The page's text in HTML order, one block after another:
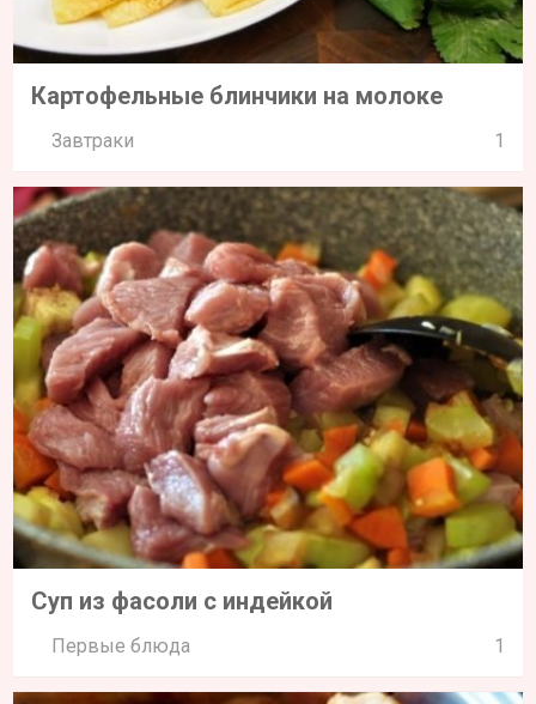
Картофельные блинчики на молоке
Завтраки 1
Суп из фасоли с индейкой
Первые блюда 1